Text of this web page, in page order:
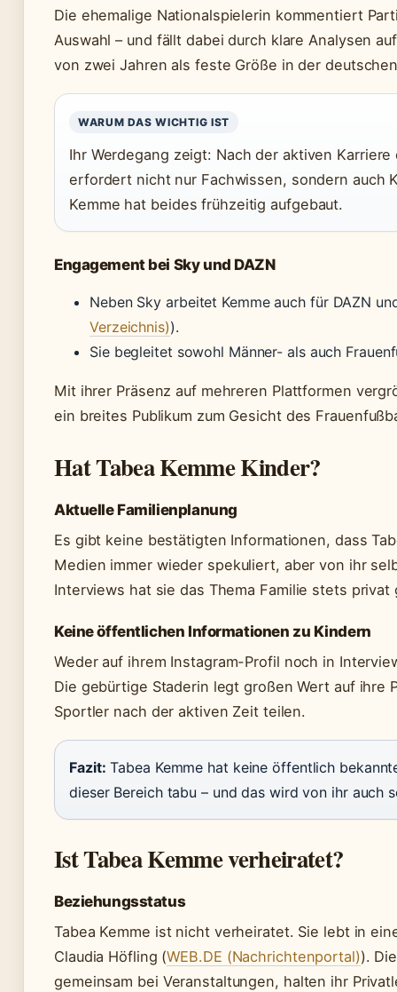
Die ehemalige Nationalspielerin kommentiert
Auswahl – und fällt dabei durch klare Analysen
von zwei Jahren als feste Größe in der
WARUM DAS WICHTIG IST
Ihr Werdegang zeigt: Nach der aktiven
erfordert nicht nur Fachwissen, sondern auch
Kemme hat beides frühzeitig aufgebaut.
Engagement bei Sky und DAZN
Neben Sky arbeitet Kemme auch für DAZN
Verzeichnis)).
Sie begleitet sowohl Männer- als auch
Mit ihrer Präsenz auf mehreren Plattformen
ein breites Publikum zum Gesicht des
Hat Tabea Kemme Kinder?
Aktuelle Familienplanung
Es gibt keine bestätigten Informationen, dass
Medien immer wieder spekuliert, aber von ihr
Interviews hat sie das Thema Familie stets privat
Keine öffentlichen Informationen zu Kindern
Weder auf ihrem Instagram-Profil noch in
Die gebürtige Staderin legt großen Wert auf ihre
Sportler nach der aktiven Zeit teilen.
Fazit: Tabea Kemme hat keine öffentlich
dieser Bereich tabu – und das wird von ihr auch
Ist Tabea Kemme verheiratet?
Beziehungsstatus
Tabea Kemme ist nicht verheiratet. Sie lebt in
Claudia Höfling (WEB.DE (Nachrichtenportal)).
gemeinsam bei Veranstaltungen, halten ihr